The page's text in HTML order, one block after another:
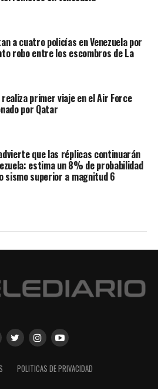
a cuatro policías en Venezuela por
robo entre los escombros de La
primer viaje en el Air Force
por Qatar
que las réplicas continuarán
estima un 8% de probabilidad
sismo superior a magnitud 6
POLITICAS DE PRIVACIDAD